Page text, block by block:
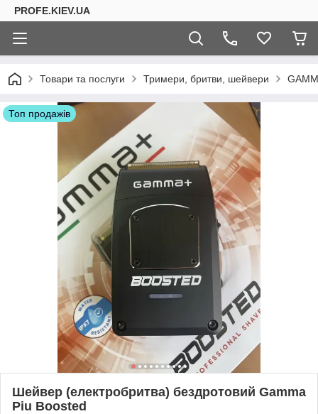
PROFE.KIEV.UA
Товари та послуги Тримери, бритви, шейвери
Топ продажів
Шейвер (електробритва) бездротовий Gamma
Piu Boosted